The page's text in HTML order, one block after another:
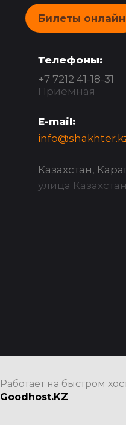
Билеты онлайн
Телефоны:
+7 7212 41-18-31
Приёмная
E-mail:
Казахстан,
улица
Работает на быстром
Goodhost.KZ